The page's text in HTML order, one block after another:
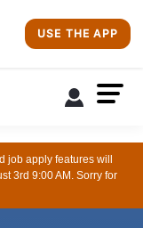
USE THE APP
job apply features will
3rd 9:00 AM. Sorry for